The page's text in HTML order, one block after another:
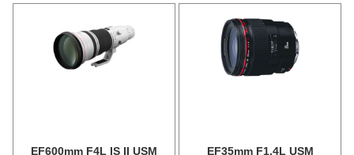
EF600mm F4L IS II USM EF35mm F1.4L USM